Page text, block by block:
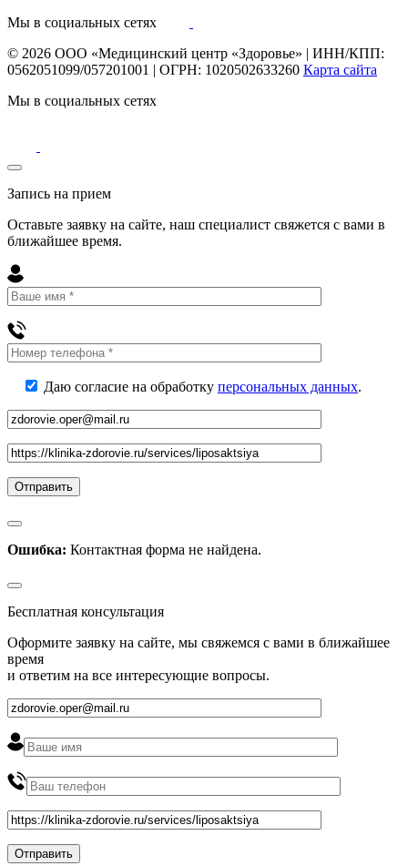
Мы в социальных сетях
© 2026 ООО «Медицинский центр «Здоровье» | ИНН/КПП:
0562051099/057201001 | ОГРН: 1020502633260 Карта сайта
Мы в социальных сетях
Запись на прием
Оставьте заявку на сайте, наш специалист свяжется с вами в
ближайшее время.
Даю согласие на обработку персональных данных.
Ошибка: Контактная форма не найдена.
Бесплатная консультация
Оформите заявку на сайте, мы свяжемся с вами в ближайшее
время
и ответим на все интересующие вопросы.